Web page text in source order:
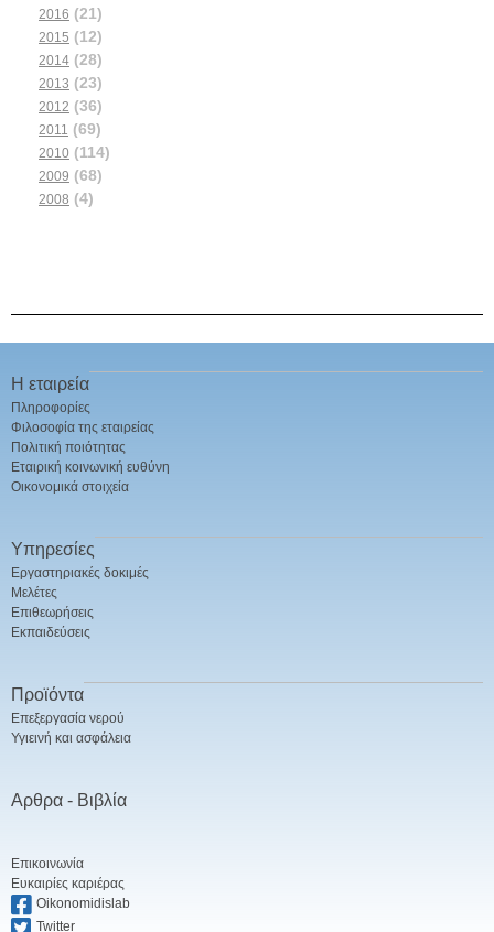
2016 (21)
2015 (12)
2014 (28)
2013 (23)
2012 (36)
2011 (69)
2010 (114)
2009 (68)
2008 (4)
Η εταιρεία
Πληροφορίες
Φιλοσοφία της εταιρείας
Πολιτική ποιότητας
Εταιρική κοινωνική ευθύνη
Οικονομικά στοιχεία
Υπηρεσίες
Εργαστηριακές δοκιμές
Μελέτες
Επιθεωρήσεις
Εκπαιδεύσεις
Προϊόντα
Επεξεργασία νερού
Υγιεινή και ασφάλεια
Αρθρα - Βιβλία
Επικοινωνία
Ευκαιρίες καριέρας
Oikonomidislab
Twitter